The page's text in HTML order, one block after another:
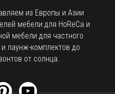
из Европы и Азии
мебели для HoReCa и
мебели для частного
лаунж-комплектов до
от солнца.